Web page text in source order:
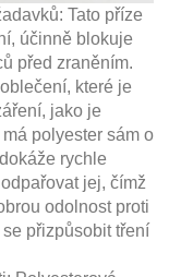
Tato příze
účinně blokuje
před zraněním.
které je
jako je
polyester sám o
rychle
jej, čímž
odolnost proti
přizpůsobit tření